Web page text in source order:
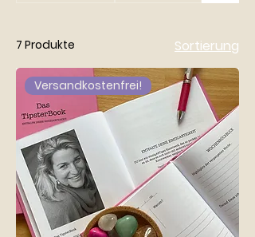
7 Produkte Sortierung
Versandkostenfrei!